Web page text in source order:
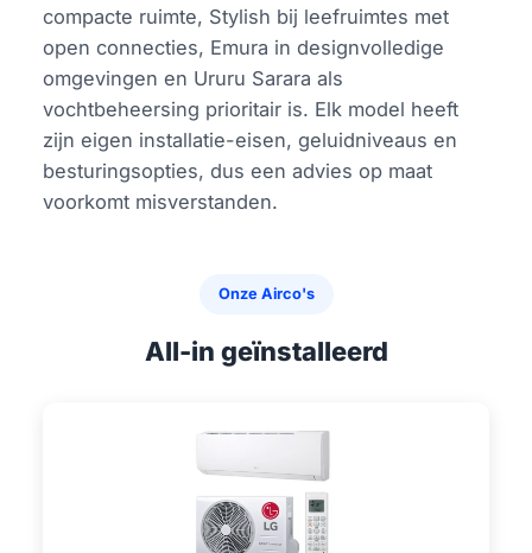
compacte ruimte, Stylish bij leefruimtes met
open connecties, Emura in designvolledige
omgevingen en Ururu Sarara als
vochtbeheersing prioritair is. Elk model heeft
zijn eigen installatie-eisen, geluidniveaus en
besturingsopties, dus een advies op maat
voorkomt misverstanden.
Onze Airco's
All-in geïnstalleerd